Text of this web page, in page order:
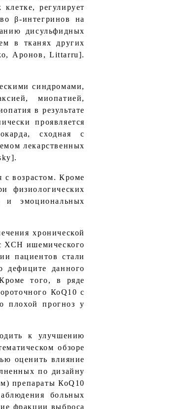
регулирует
β-интегринов на
дисульфидных
в тканях других
Аронов, Littarru].
синдромами,
миопатией,
в результате
проявляется
сходная с
лекарственных
с возрастом. Кроме
физиологических
и эмоциональных
хронической
ХСН ишемического
пациентов стали
дефиците данного
того, в ряде
КоQ10 с
плохой прогноз у
к улучшению
обзоре
оценить влияние
по дизайну
препараты КоQ10
больных
фракции выброса